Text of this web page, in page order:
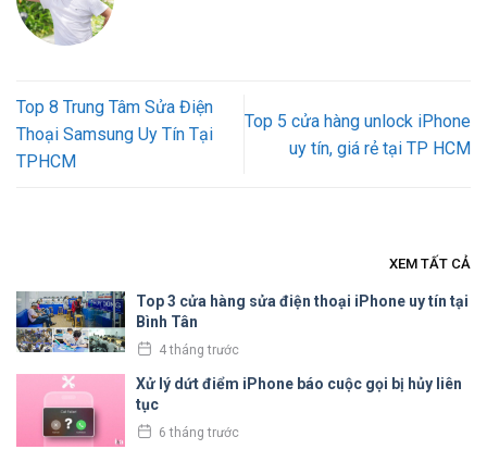
Top 8 Trung Tâm Sửa Điện
Thoại Samsung Uy Tín Tại
TPHCM
Top 5 cửa hàng unlock iPhone
uy tín, giá rẻ tại TP HCM
XEM TẤT CẢ
Top 3 cửa hàng sửa điện thoại iPhone uy tín tại
Bình Tân
4 tháng trước
Xử lý dứt điểm iPhone báo cuộc gọi bị hủy liên
tục
6 tháng trước